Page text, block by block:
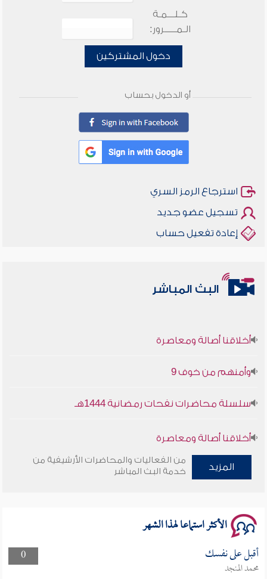
كـلـــمـة
الـمـــــرور:
دخول المشتركين
أو الدخول بحساب
استرجاع الرمز السري
تسجيل عضو جديد
إعادة تفعيل حساب
البث المباشر
أخلاقنا أصالة ومعاصرة
وأمنهم من خوف 9
سلسلة محاضرات نفحات رمضانية 1444هـ
أخلاقنا أصالة ومعاصرة
وأمنهم من خوف 9
المزيد
من الفعاليات والمحاضرات الأرشيفية من
خدمة البث المباشر
الأكثر استماعا لهذا الشهر
0 أقبل على نفسك
محمد المنجد